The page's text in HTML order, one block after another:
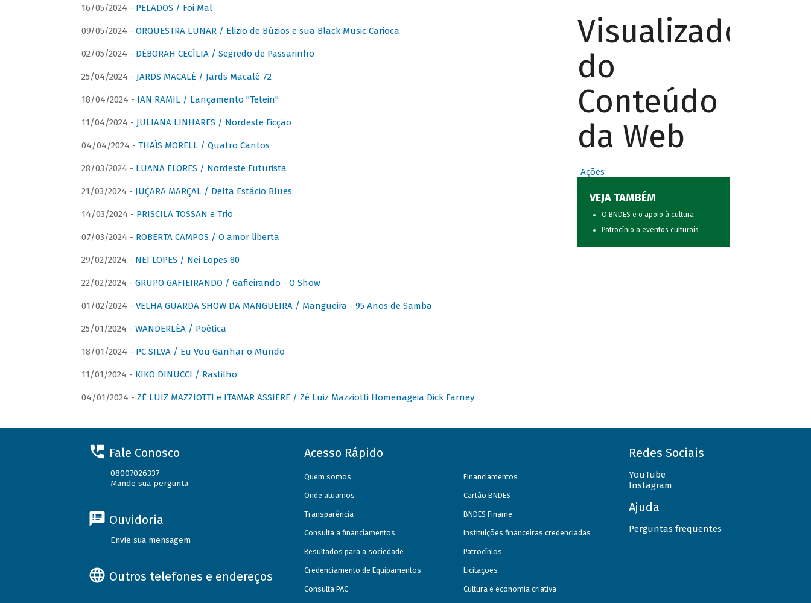
16/05/2024 - PELADOS / Foi Mal
09/05/2024 - ORQUESTRA LUNAR / Elizio de Búzios e sua Black Music Carioca
02/05/2024 - DÉBORAH CECÍLIA / Segredo de Passarinho
25/04/2024 - JARDS MACALÉ / Jards Macalé 72
18/04/2024 - IAN RAMIL / Lançamento "Tetein"
11/04/2024 - JULIANA LINHARES / Nordeste Ficção
04/04/2024 - THAÏS MORELL / Quatro Cantos
28/03/2024 - LUANA FLORES / Nordeste Futurista
21/03/2024 - JUÇARA MARÇAL / Delta Estácio Blues
14/03/2024 - PRISCILA TOSSAN e Trio
07/03/2024 - ROBERTA CAMPOS / O amor liberta
29/02/2024 - NEI LOPES / Nei Lopes 80
22/02/2024 - GRUPO GAFIEIRANDO / Gafieirando - O Show
01/02/2024 - VELHA GUARDA SHOW DA MANGUEIRA / Mangueira - 95 Anos de Samba
25/01/2024 - WANDERLÉA / Poética
18/01/2024 - PC SILVA / Eu Vou Ganhar o Mundo
11/01/2024 - KIKO DINUCCI / Rastilho
04/01/2024 - ZÉ LUIZ MAZZIOTTI e ITAMAR ASSIERE / Zé Luiz Mazziotti Homenageia Dick Farney
Visualizador
do
Conteúdo
da Web
Ações
VEJA TAMBÉM
O BNDES e o apoio à cultura
Patrocínio a eventos culturais
Fale Conosco
08007026337
Mande sua pergunta
Ouvidoria
Envie sua mensagem
Outros telefones e endereços
Acesso Rápido
Quem somos
Onde atuamos
Transparência
Consulta a financiamentos
Resultados para a sociedade
Credenciamento de Equipamentos
Consulta PAC
Financiamentos
Cartão BNDES
BNDES Finame
Instituições financeiras credenciadas
Patrocínios
Licitações
Cultura e economia criativa
Redes Sociais
YouTube
Instagram
Ajuda
Perguntas frequentes